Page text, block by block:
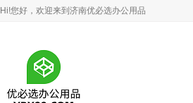
Hi!您好，欢迎来到济南优必选办公用品